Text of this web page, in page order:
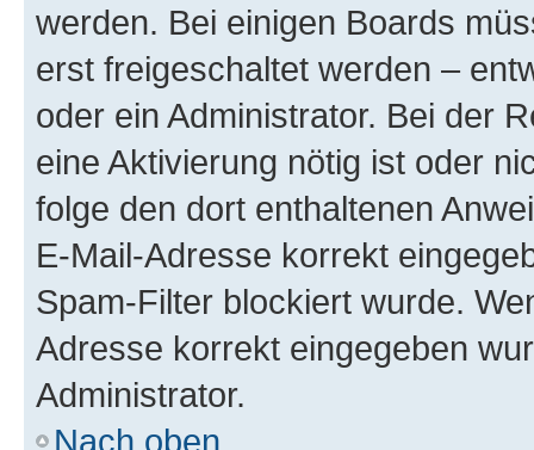
werden. Bei einigen Boards
erst freigeschaltet werden –
oder ein Administrator. Bei der
eine Aktivierung nötig ist oder
folge den dort enthaltenen
E-Mail-Adresse korrekt
Spam-Filter blockiert wurde.
Adresse korrekt eingegeben
Administrator.
Nach oben